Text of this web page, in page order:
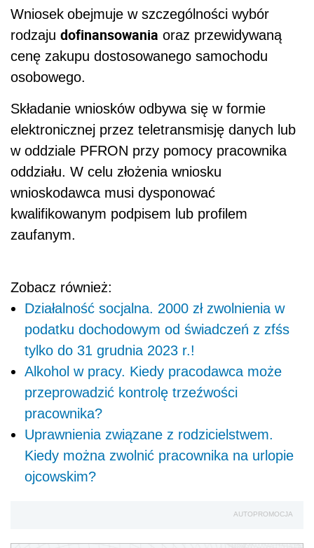
Wniosek obejmuje w szczególności wybór
rodzaju dofinansowania oraz przewidywaną
cenę zakupu dostosowanego samochodu
osobowego.
Składanie wniosków odbywa się w formie
elektronicznej przez teletransmisję danych lub
w oddziale PFRON przy pomocy pracownika
oddziału. W celu złożenia wniosku
wnioskodawca musi dysponować
kwalifikowanym podpisem lub profilem
zaufanym.
Zobacz również:
Działalność socjalna. 2000 zł zwolnienia w
podatku dochodowym od świadczeń z zfśs
tylko do 31 grudnia 2023 r.!
Alkohol w pracy. Kiedy pracodawca może
przeprowadzić kontrolę trzeźwości
pracownika?
Uprawnienia związane z rodzicielstwem.
Kiedy można zwolnić pracownika na urlopie
ojcowskim?
AUTOPROMOCJA